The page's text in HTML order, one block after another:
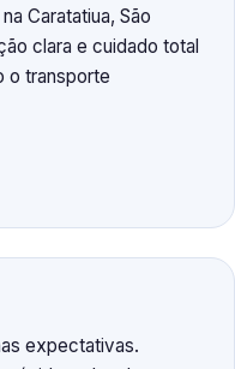
Caratatiua, São
clara e cuidado total
o transporte
expectativas.